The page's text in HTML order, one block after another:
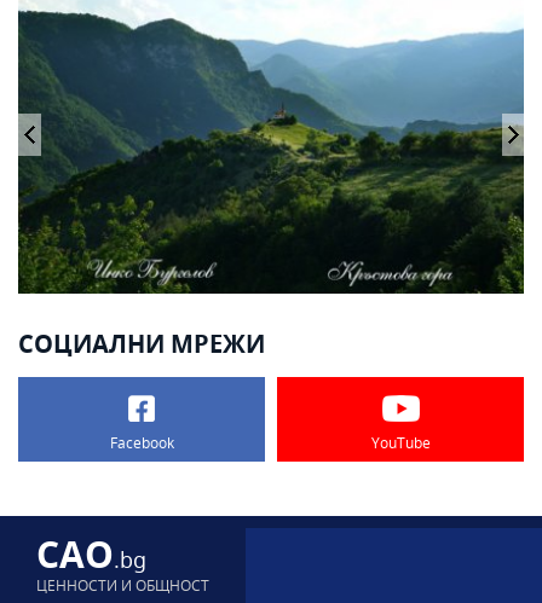
СОЦИАЛНИ МРЕЖИ
Facebook YouTube
CAO.bg
ЦЕННОСТИ И ОБЩНОСТ